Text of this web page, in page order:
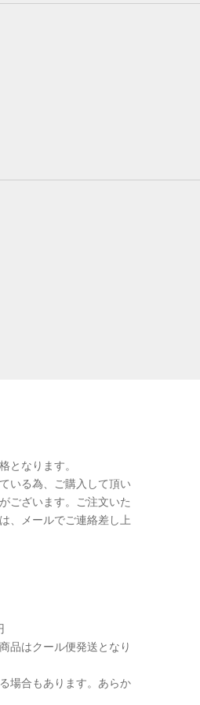
となります。
いる為、ご購入して頂い
ございます。ご注文いた
、メールでご連絡差し上
品はクール便発送となり
場合もあります。あらか